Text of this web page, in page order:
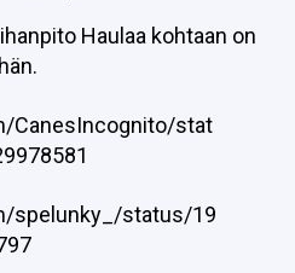
Haulaa kohtaan on
CanesIncognito/stat
spelunky_/status/19